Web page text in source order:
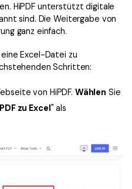
HiPDF unterstützt digitale
sind. Die Weitergabe von
ganz einfach.
Excel-Datei zu
Schritten:
von HiPDF. Wählen Sie
PDF zu Excel" als